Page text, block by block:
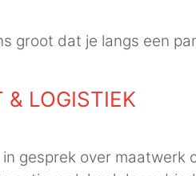
groot dat je langs een
LOGISTIEK
gesprek over maatwerk